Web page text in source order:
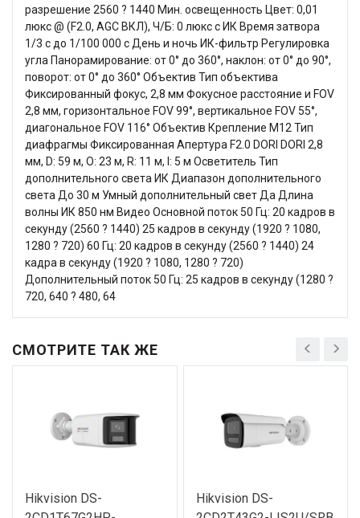
разрешение 2560 ? 1440 Мин. освещенность Цвет: 0,01
люкс @ (F2.0, AGC ВКЛ), Ч/Б: 0 люкс с ИК Время затвора
1/3 с до 1/100 000 с День и ночь ИК-фильтр Регулировка
угла Панорамирование: от 0° до 360°, наклон: от 0° до 90°,
поворот: от 0° до 360° Объектив Тип объектива
Фиксированный фокус, 2,8 мм Фокусное расстояние и FOV
2,8 мм, горизонтальное FOV 99°, вертикальное FOV 55°,
диагональное FOV 116° Объектив Крепление M12 Тип
диафрагмы Фиксированная Апертура F2.0 DORI DORI 2,8
мм, D: 59 м, O: 23 м, R: 11 м, I: 5 м Осветитель Тип
дополнительного света ИК Диапазон дополнительного
света До 30 м Умный дополнительный свет Да Длина
волны ИК 850 нм Видео Основной поток 50 Гц: 20 кадров в
секунду (2560 ? 1440) 25 кадров в секунду (1920 ? 1080,
1280 ? 720) 60 Гц: 20 кадров в секунду (2560 ? 1440) 24
кадра в секунду (1920 ? 1080, 1280 ? 720)
Дополнительный поток 50 Гц: 25 кадров в секунду (1280 ?
720, 640 ? 480, 64
СМОТРИТЕ ТАК ЖЕ
Hikvision DS-
Hikvision DS-